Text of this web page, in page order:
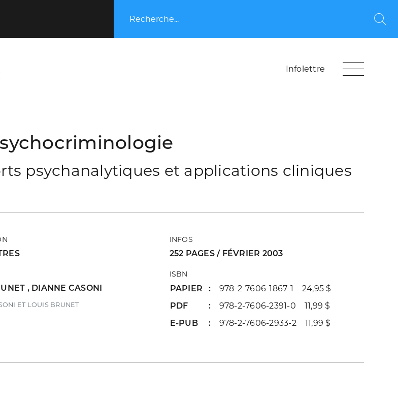
Recherche...
Infolettre
psychanalytiques et applications cliniques
, DIANNE CASONI
ET LOUIS BRUNET
INFOS
252 PAGES / FÉVRIER 2003
ISBN
PAPIER
978-2-7606-1867-1 24,95 $
PDF
978-2-7606-2391-0 11,99 $
E-PUB
978-2-7606-2933-2 11,99 $